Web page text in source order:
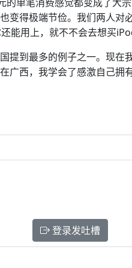
变得极端节俭。我们两人对
能用上，就不不会去想买
提到最多的例子之一。现在
广西，我学会了感激自己拥
登录发吐槽